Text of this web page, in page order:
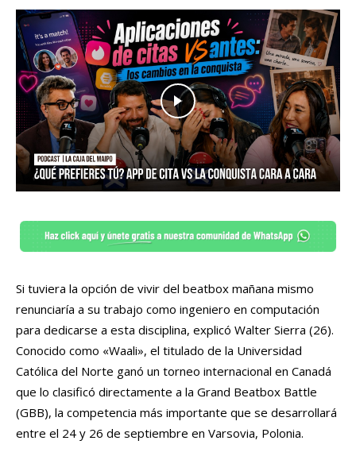
Si tuviera la opción de vivir del beatbox mañana mismo
renunciaría a su trabajo como ingeniero en computación
para dedicarse a esta disciplina, explicó Walter Sierra (26).
Conocido como «Waali», el titulado de la Universidad
Católica del Norte ganó un torneo internacional en Canadá
que lo clasificó directamente a la Grand Beatbox Battle
(GBB), la competencia más importante que se desarrollará
entre el 24 y 26 de septiembre en Varsovia, Polonia.